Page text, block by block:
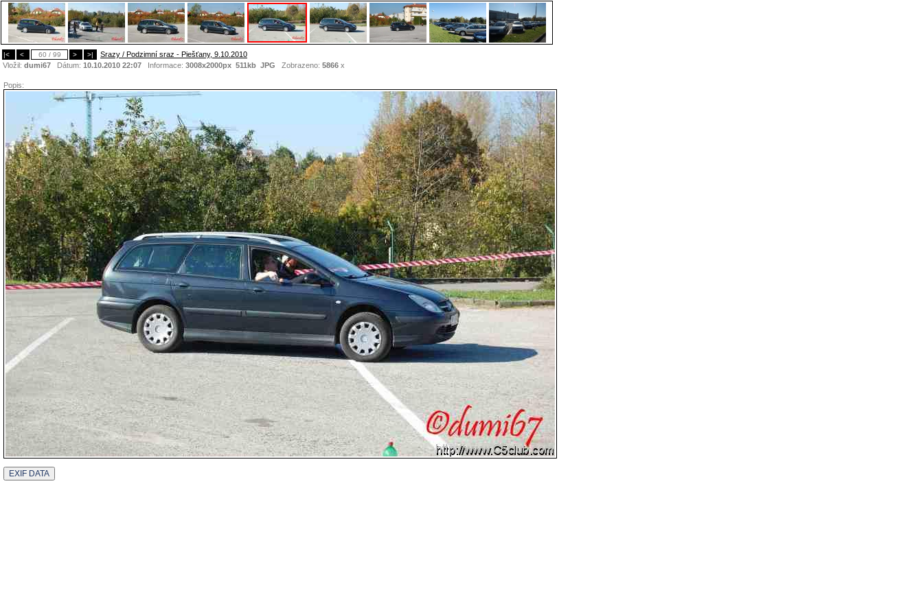
|< < 60 / 99 > >|
Srazy / Podzimní sraz - Piešťany, 9.10.2010
Vložil: dumi67 Dátum: 10.10.2010 22:07 Informace: 3008x2000px 511kb JPG Zobrazeno: 5866 x
Popis: